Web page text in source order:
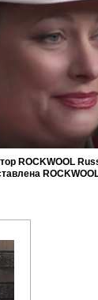
ROCKWOOL